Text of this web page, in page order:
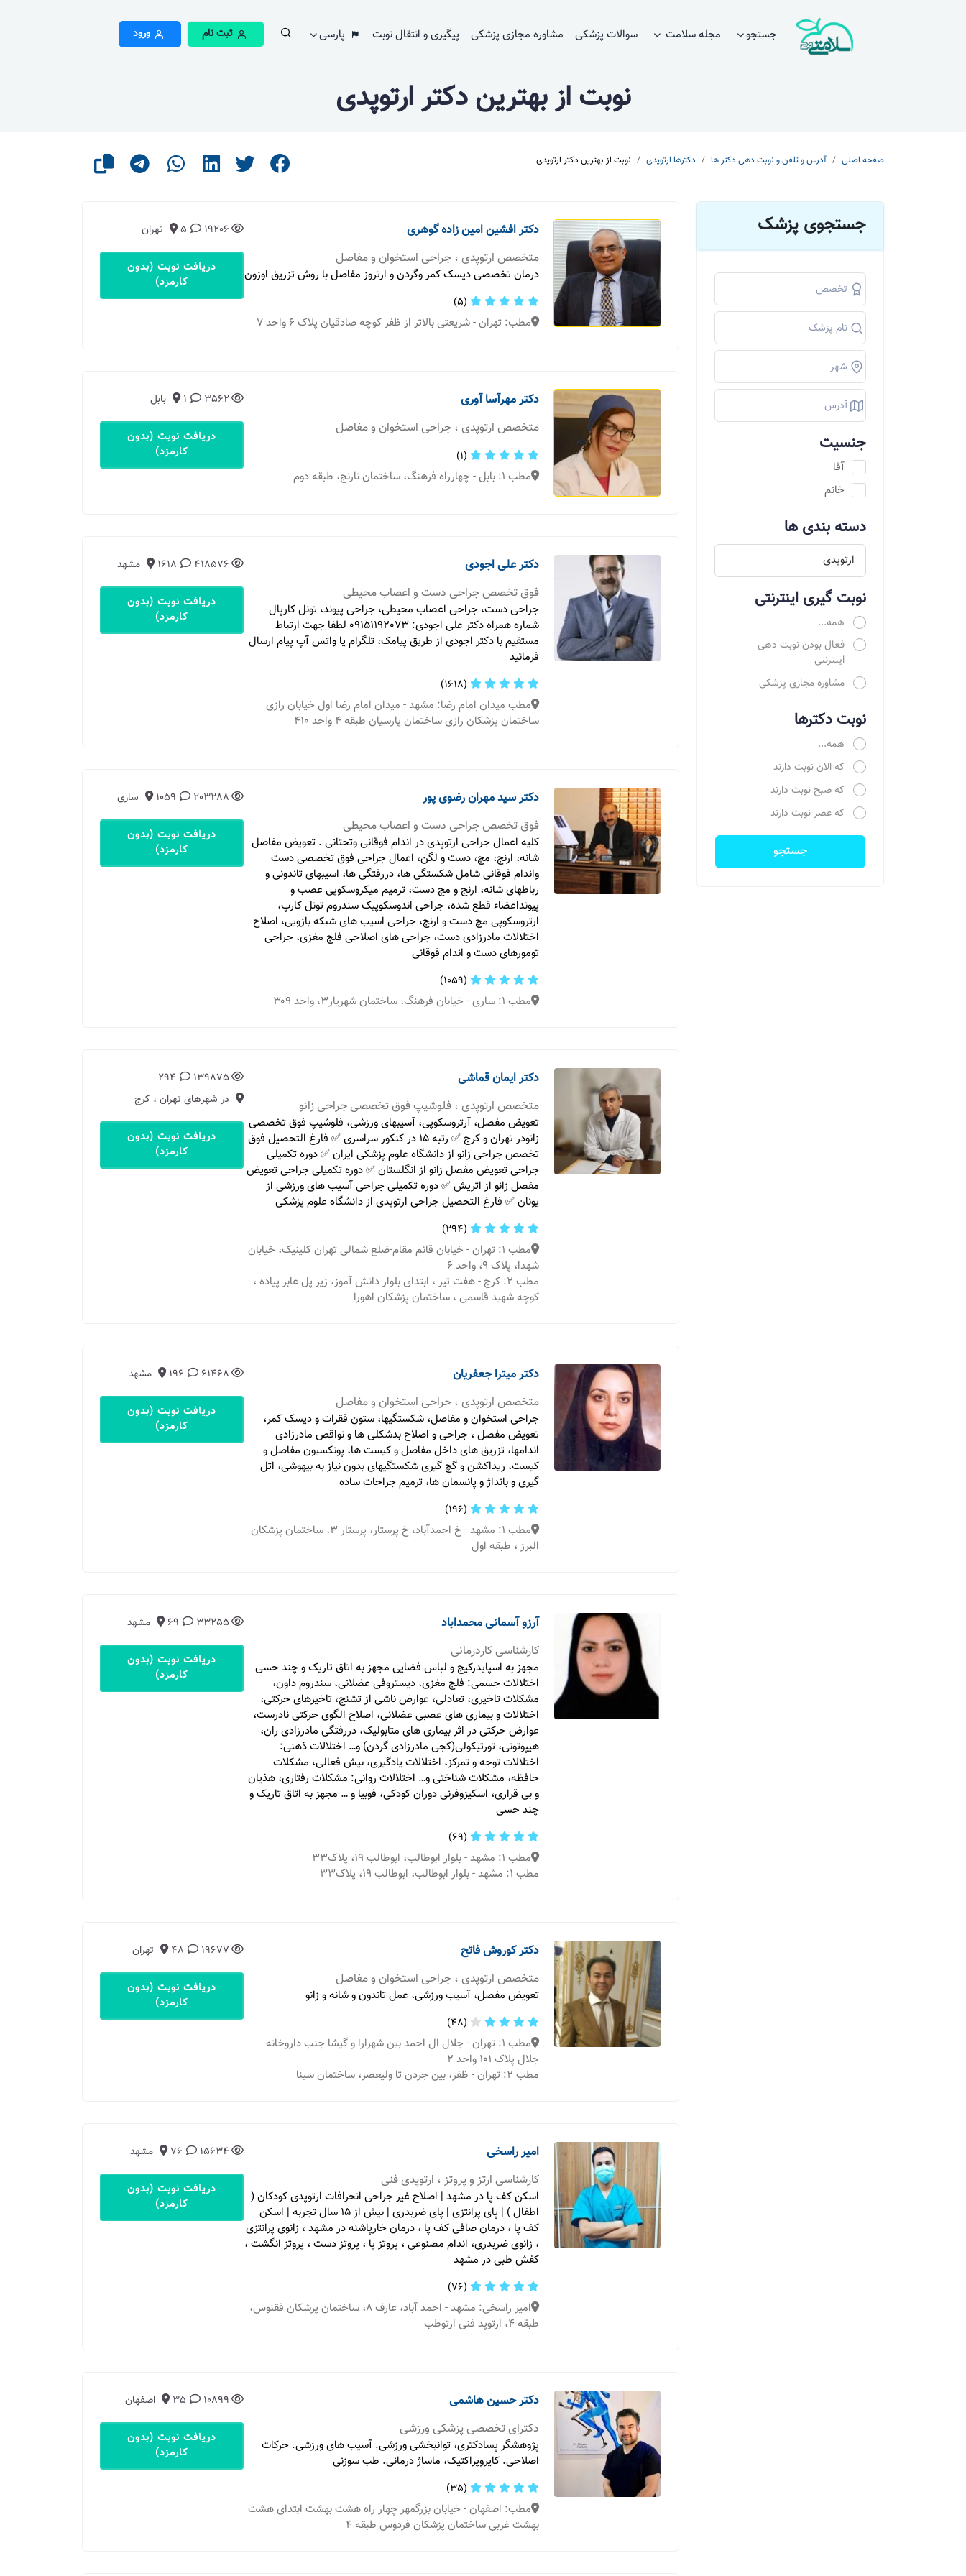
جستجو مجله سلامت سوالات پزشکی مشاوره مجازی پزشکی پیگیری و انتقال نوبت پارسی ثبت نام ورود
نوبت از بهترین دکتر ارتوپدی
صفحه اصلی آدرس و تلفن و نوبت دهی دکتر ها دکترها ارتوپدی نوبت از بهترین دکتر ارتوپدی
جستجوی پزشک
جنسیت
آقا
خانم
دسته بندی ها
نوبت گیری اینترنتی
همه...
فعال بودن نوبت دهی
اینترنتی
مشاوره مجازی پزشکی
نوبت دکترها
همه...
که الان نوبت دارند
که صبح نوبت دارند
که عصر نوبت دارند
جستجو
دکتر افشین امین زاده گوهری
متخصص ارتوپدی ، جراحی استخوان و مفاصل
درمان تخصصی دیسک کمر و‌گردن و ارتروز مفاصل با روش تزریق اوزون
(5)
مطب: تهران - شریعتی بالاتر از ظفر کوچه صادقیان پلاک 6 واحد 7
19206
5 تهران
دریافت نوبت (بدون
کارمزد)
دکتر مهرآسا آوری
متخصص ارتوپدی ، جراحی استخوان و مفاصل
(1)
مطب 1: بابل - چهارراه فرهنگ، ساختمان نارنج، طبقه دوم
3562
1 بابل
دریافت نوبت (بدون
کارمزد)
دکتر علی اجودی
فوق تخصص جراحی دست و اعصاب محیطی
جراحی دست، جراحی اعصاب محیطی، جراحی پیوند، تونل کارپال
شماره همراه دکتر علی اجودی: 09151192073 لطفا جهت ارتباط
مستقیم با دکتر اجودی از طریق پیامک، تلگرام یا واتس آپ پیام ارسال
فرمائید
(1618)
مطب میدان امام رضا: مشهد - میدان امام رضا اول خیابان رازی
ساختمان پزشکان رازی ساختمان پارسیان طبقه 4 واحد 410
418576
1618 مشهد
دریافت نوبت (بدون
کارمزد)
دکتر سید مهران رضوی پور
فوق تخصص جراحی دست و اعصاب محیطی
کلیه اعمال جراحی ارتوپدی در اندام فوقانی وتحتانی . تعویض مفاصل
شانه، ارنج، مچ، دست و لگن، اعمال جراحی فوق تخصصی دست
واندام فوقانی شامل شکستگی ها، دررفتگی ها، اسیبهای تاندونی و
رباطهای شانه، ارنج و مچ دست، ترمیم میکروسکوپی عصب و
پیونداعضاء قطع شده، جراحی اندوسکوپیک سندروم تونل کارپ،
ارتروسکوپی مچ دست و ارنج، جراحی اسیب های شبکه بازویی، اصلاح
اختلالات مادرزادی دست، جراحی های اصلاحی فلج مغزی، جراحی
تومورهای دست و اندام فوقانی
(1059)
مطب 1: ساری - خیابان فرهنگ، ساختمان شهریار۳، واحد ۳۰۹
203288
1059 ساری
دریافت نوبت (بدون
کارمزد)
دکتر ایمان قماشی
متخصص ارتوپدی ، فلوشیپ فوق تخصصی جراحی زانو
تعویض مفصل، آرتروسکوپی، آسیبهای ورزشی، فلوشیپ فوق تخصصی
زانو‌در تهران و کرج ✅ رتبه ۱۵ در کنکور سراسری ✅ فارغ التحصیل فوق
تخصص جراحی زانو از دانشگاه علوم پزشکی ایران ✅ دوره تکمیلی
جراحی تعویض مفصل زانو از انگلستان ✅ دوره تکمیلی جراحی تعویض
مفصل زانو از اتریش ✅ دوره تکمیلی جراحی آسیب های ورزشی از
یونان ✅ فارغ التحصیل جراحی ارتوپدی از دانشگاه علوم پزشکی
(294)
مطب 1: تهران - خیابان قائم مقام-ضلع شمالی تهران کلینیک، خیابان
شهدا، پلاک ۹، واحد ۶
مطب 2: کرج - هفت تیر ، ابتدای بلوار دانش آموز، زیر پل عابر پیاده ،
کوچه شهید قاسمی ، ساختمان پزشکان اهورا
139875
294
در شهرهای تهران ، کرج
دریافت نوبت (بدون
کارمزد)
دکتر میترا جعفریان
متخصص ارتوپدی ، جراحی استخوان و مفاصل
جراحی استخوان و مفاصل، شکستگیها، ستون فقرات و دیسک کمر،
تعویض مفصل ، جراحی و اصلاح بدشکلی ها و نواقص مادرزادی
اندامها، تزریق های داخل مفاصل و کیست ها، پونکسیون مفاصل و
کیست، ریداکشن و گچ گیری شکستگیهای بدون نیاز به بیهوشی، اتل
گیری و بانداژ و پانسمان ها، ترمیم جراحات ساده
(196)
مطب 1: مشهد - خ احمدآباد، خ پرستار، پرستار 3، ساختمان پزشکان
البرز ، طبقه اول
61468
196 مشهد
دریافت نوبت (بدون
کارمزد)
آرزو آسمانی محمداباد
کارشناسی کاردرمانی
مجهز به اسپایدرکیج و لباس فضایی مجهز به اتاق تاریک و چند حسی
اختلالات جسمی: فلج مغزی، دیستروفی عضلانی، سندروم داون،
مشکلات تاخیری، تعادلی، عوارض ناشی از تشنج، تاخیرهای حرکتی،
اختلالات و بیماری های عصبی عضلانی، اصلاح الگوی حرکتی نادرست،
عوارض حرکتی در اثر بیماری های متابولیک، دررفتگی مادرزادی ران،
هیپوتونی، تورتیکولی(کجی مادرزادی گردن) و… اختلالات ذهنی:
اختلالات توجه و تمرکز، اختلالات یادگیری، بیش فعالی، مشکلات
حافظه، مشکلات شناختی و… اختلالات روانی: مشکلات رفتاری، هذیان
و بی قراری، اسکیزوفرنی دوران کودکی، فوبیا و … مجهز به اتاق تاریک و
چند حسی
(69)
مطب 1: مشهد - بلوار ابوطالب، ابوطالب 19، پلاک33
مطب 1: مشهد - بلوار ابوطالب، ابوطالب 19، پلاک33
33255
69 مشهد
دریافت نوبت (بدون
کارمزد)
دکتر کوروش فاتح
متخصص ارتوپدی ، جراحی استخوان و مفاصل
تعویض مفصل، آسیب ورزشی، عمل تاندون و شانه و زانو
(48)
مطب 1: تهران - جلال ال احمد بین شهرارا و گیشا جنب داروخانه
جلال پلاک ۱۰۱ واحد ۲
مطب 2: تهران - ظفر، بین جردن تا ولیعصر، ساختمان سینا
19677
48 تهران
دریافت نوبت (بدون
کارمزد)
امیر راسخی
کارشناسی ارتز و پروتز ، ارتوپدی فنی
اسکن کف پا در مشهد | اصلاح غیر جراحی انحرافات ارتوپدی کودکان (
اطفال ) | پای پرانتزی | پای ضربدری | بیش از 15 سال تجربه | اسکن
کف پا ، درمان صافی کف پا ، درمان خارپاشنه در مشهد ، زانوی پرانتزی
، زانوی ضربدری، اندام مصنوعی ، پروتز پا ، پروتز دست ، پروتز انگشت ،
کفش طبی در مشهد
(76)
امیر راسخی: مشهد - احمد آباد، عارف 8، ساختمان پزشکان ققنوس،
طبقه 4، ارتوپد فنی ارتوطب
15634
76 مشهد
دریافت نوبت (بدون
کارمزد)
دکتر حسین هاشمی
دکترای تخصصی پزشکی ورزشی
پژوهشگر پسادکتری، توانبخشی ورزشی. آسيب های ورزشی. حركات
اصلاحی. كايروپراكتيک، ماساژ درمانی. طب سوزنی
(35)
مطب: اصفهان - خیابان بزرگمهر چهار راه هشت بهشت ابتدای هشت
بهشت غربی ساختمان پزشکان فردوس طبقه ۴
10899
35 اصفهان
دریافت نوبت (بدون
کارمزد)